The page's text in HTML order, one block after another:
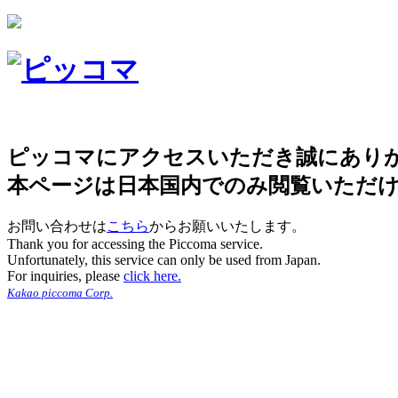
ピッコマにアクセスいただき誠にあり
本ページは日本国内でのみ閲覧いただ
お問い合わせはこちらからお願いいたします。
Thank you for accessing the Piccoma service.
Unfortunately, this service can only be used from Japan.
For inquiries, please click here.
Kakao piccoma Corp.